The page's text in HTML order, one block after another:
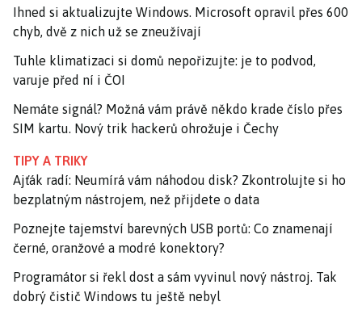
Ihned si aktualizujte Windows. Microsoft opravil přes 600
chyb, dvě z nich už se zneužívají
Tuhle klimatizaci si domů nepořizujte: je to podvod,
varuje před ní i ČOI
Nemáte signál? Možná vám právě někdo krade číslo přes
SIM kartu. Nový trik hackerů ohrožuje i Čechy
TIPY A TRIKY
Ajťák radí: Neumírá vám náhodou disk? Zkontrolujte si ho
bezplatným nástrojem, než přijdete o data
Poznejte tajemství barevných USB portů: Co znamenají
černé, oranžové a modré konektory?
Programátor si řekl dost a sám vyvinul nový nástroj. Tak
dobrý čistič Windows tu ještě nebyl